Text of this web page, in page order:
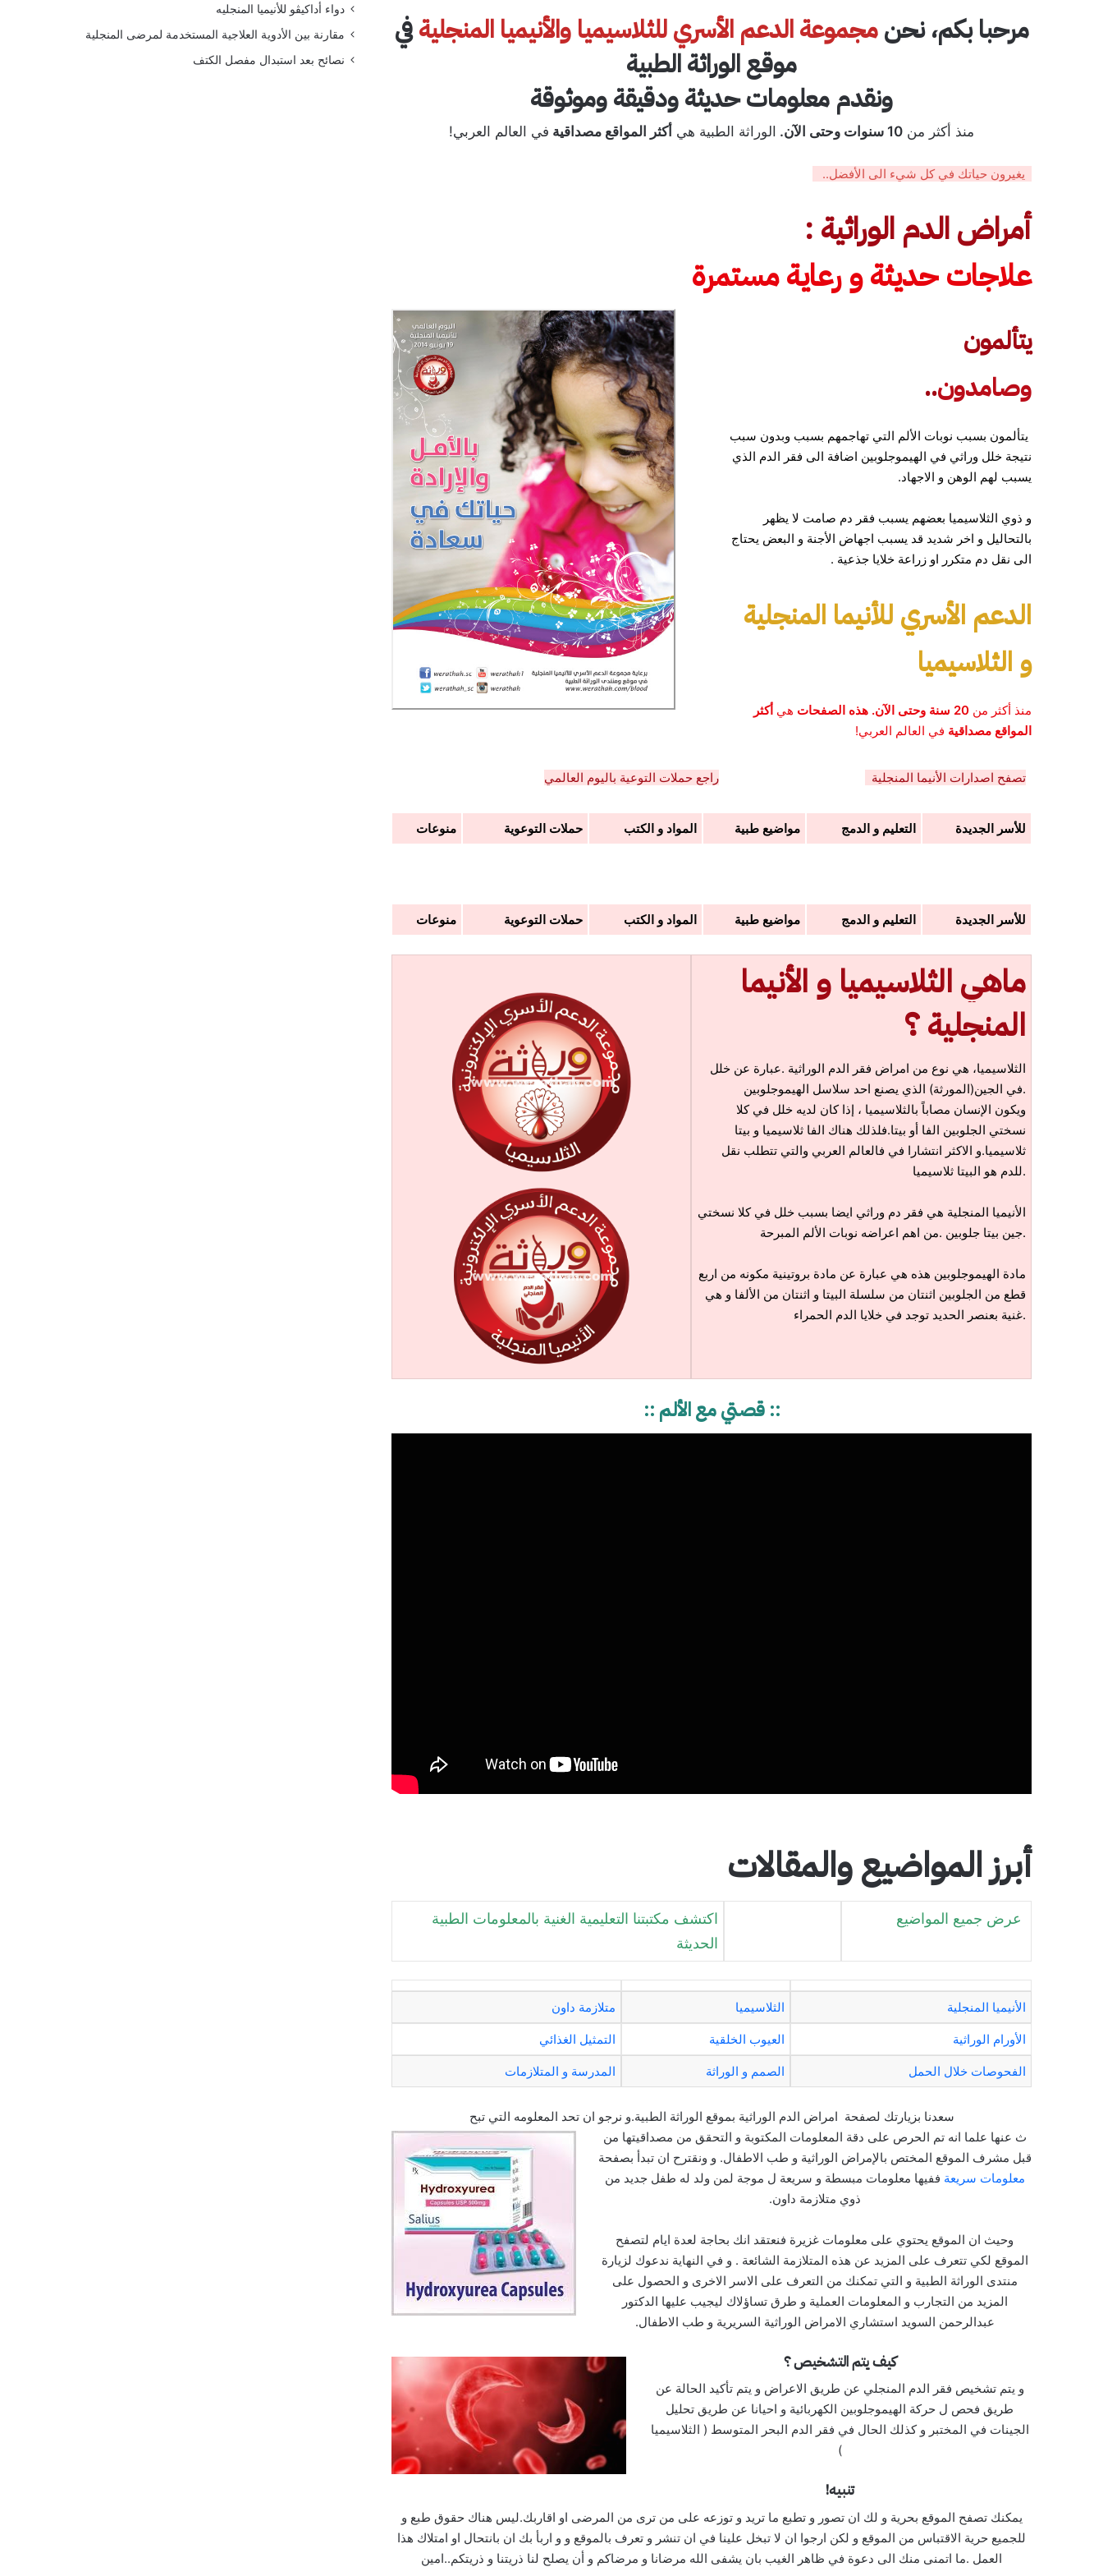
مرحبا بكم، نحنمجموعة الدعم الأسري للثلاسيميا والأنيميا المنجليةفي
موقع الوراثة الطبية
ونقدم معلومات حديثة ودقيقة وموثوقة
منذ أكثر من 10 سنوات وحتى الآن. الوراثة الطبية هي أكثر المواقع مصداقية في العالم العربي!
يغيرون حياتك في كل شيء الى الأفضل..
أمراض الدم الوراثية :
علاجات حديثة و رعاية مستمرة
يتألمون
وصامدون..
يتألمون بسبب نوبات الألم التي تهاجمهم بسبب وبدون سبب
نتيجة خلل وراثي في الهيموجلوبين اضافة الى فقر الدم الذي
يسبب لهم الوهن و الاجهاد.
و ذوي الثلاسيميا بعضهم يسبب فقر دم صامت لا يظهر
بالتحاليل و اخر شديد قد يسبب اجهاض الأجنة و البعض يحتاج
الى نقل دم متكرر او زراعة خلايا جذعية .
الدعم الأسري للأنيما المنجلية
و الثلاسيميا
منذ أكثر من 20 سنة وحتى الآن. هذه الصفحات هي أكثر
المواقع مصداقية في العالم العربي!
تصفح اصدارات الأنيما المنجلية راجع حملات التوعية باليوم العالمي
للأسر الجديدة التعليم و الدمج مواضيع طبية المواد و الكتب حملات التوعوية منوعات
للأسر الجديدة التعليم و الدمج مواضيع طبية المواد و الكتب حملات التوعوية منوعات
ماهي الثلاسيميا و الأنيما
المنجلية؟
الثلاسيميا، هي نوع من امراض فقر الدم الوراثية .عبارة عن خلل
في الجين(المورثة) الذي يصنع احد سلاسل الهيموجلوبين.
ويكون الإنسان مصاباً بالثلاسيميا ، إذا كان لديه خلل في كلا
نسختي الجلوبين الفا أو بيتا.فلذلك هناك الفا ثلاسيميا و بيتا
ثلاسيميا.و الاكثر انتشارا في فالعالم العربي والتي تتطلب نقل
للدم هو البيتا ثلاسيميا.
الأنيميا المنجلية هي فقر دم وراثي ايضا بسبب خلل في كلا نسختي
جين بيتا جلوبين .من اهم اعراضه نوبات الألم المبرحة.
مادة الهيموجلوبين هذه هي عبارة عن مادة بروتينية مكونه من اربع
قطع من الجلوبين اثنتان من سلسلة البيتا و اثنتان من الألفا و هي
غنية بعنصر الحديد توجد في خلايا الدم الحمراء.
:: قصتي مع الألم ::
أبرز المواضيع والمقالات
عرض جميع المواضيع
اكتشف مكتبتنا التعليمية الغنية بالمعلومات الطبية
الحديثة
الأنيميا المنجلية الثلاسيميا متلازمة داون
الأورام الوراثية العيوب الخلقية التمثيل الغذائي
الفحوصات خلال الحمل الصمم و الوراثة المدرسة و المتلازمات
سعدنا بزيارتك لصفحة امراض الدم الوراثية بموقع الوراثة الطبية.و نرجو ان تحد المعلومه التي تبح
ث عنها علما انه تم الحرص على دقة المعلومات المكتوبة و التحقق من مصداقيتها من
قبل مشرف الموقع المختص بالإمراض الوراثية و طب الاطفال. و ونقترح ان تبدأ بصفحة
معلومات سريعة ففيها معلومات مبسطة و سريعة ل موجة لمن ولد له طفل جديد من
ذوي متلازمة داون.
وحيث ان الموقع يحتوي على معلومات غزيرة فنعتقد انك بحاجة لعدة ايام لتصفح
الموقع لكي تتعرف على المزيد عن هذه المتلازمة الشائعة . و في النهاية ندعوك لزيارة
منتدى الوراثة الطبية و التي تمكنك من التعرف على الاسر الاخرى و الحصول على
المزيد من التجارب و المعلومات العملية و طرق تساؤلاك ليجيب عليها الدكتور
عبدالرحمن السويد استشاري الامراض الوراثية السريرية و طب الاطفال.
كيف يتم التشخيص ؟
و يتم تشخيص فقر الدم المنجلي عن طريق الاعراض و يتم تأكيد الحالة عن
طريق فحص ل حركة الهيموجلوبين الكهربائية و احيانا عن طريق تحليل
الجينات في المختبر و كذلك الحال في فقر الدم البحر المتوسط ( الثلاسيميا
)
تنبيه!
يمكنك تصفح الموقع بحرية و لك ان تصور و تطبع ما تريد و توزعه على من ترى من المرضى او اقاربك.ليس هناك حقوق طبع و
للجميع حرية الاقتباس من الموقع و لكن ارجوا ان لا تبخل علينا في ان تنشر و تعرف بالموقع و و اربأ بك ان بانتحال او امتلاك هذا
العمل .ما اتمنى منك الى دعوة في ظاهر الغيب بان يشفى الله مرضانا و مرضاكم و أن يصلح لنا ذريتنا و ذريتكم..امين
دواء أداكيڤو للأنيميا المنجليه
مقارنة بين الأدوية العلاجية المستخدمة لمرضى المنجلية
نصائح بعد استبدال مفصل الكتف